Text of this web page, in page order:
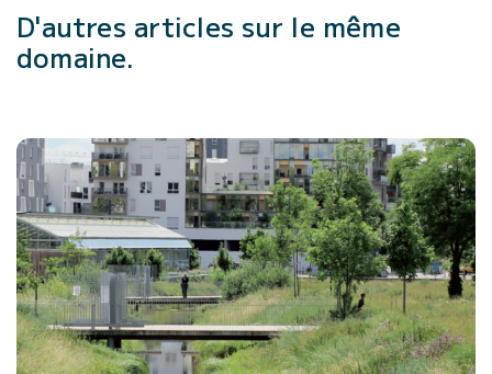
D'autres articles sur le même
domaine.